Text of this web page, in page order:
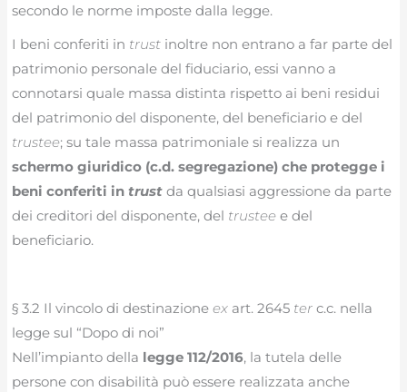
secondo le norme imposte dalla legge.
I beni conferiti in trust inoltre non entrano a far parte del
patrimonio personale del fiduciario, essi vanno a
connotarsi quale massa distinta rispetto ai beni residui
del patrimonio del disponente, del beneficiario e del
trustee; su tale massa patrimoniale si realizza un
schermo giuridico (c.d. segregazione) che protegge i
beni conferiti intrust da qualsiasi aggressione da parte
dei creditori del disponente, del trustee e del
beneficiario.
§ 3.2 Il vincolo di destinazioneex art. 2645 ter c.c. nella
legge sul “Dopo di noi”
Nell’impianto della legge 112/2016, la tutela delle
persone con disabilità può essere realizzata anche